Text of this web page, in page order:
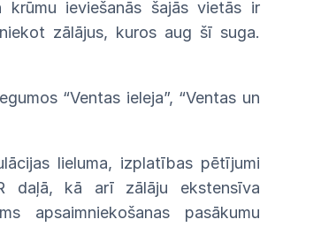
ieviešanās šajās vietās ir
zālājus, kuros aug šī suga.
“Ventas ieleja”, “Ventas un
lieluma, izplatības pētījumi
daļā, kā arī zālāju ekstensīva
apsaimniekošanas pasākumu